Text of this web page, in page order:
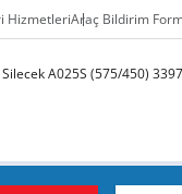
HizmetleriAraç Bildirim